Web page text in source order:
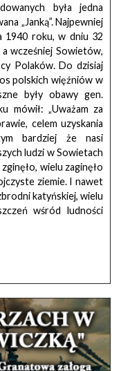
była jedna
„Janką”. Najpewniej
1940 roku, w dniu 32
wcześniej Sowietów,
Polaków. Do dzisiaj
polskich więźniów w
były obawy gen.
mówił: „Uważam za
celem uzyskania
bardziej że nasi
ludzi w Sowietach
wielu zaginęło
ziemie. I nawet
katyńskiej, wielu
wśród ludności